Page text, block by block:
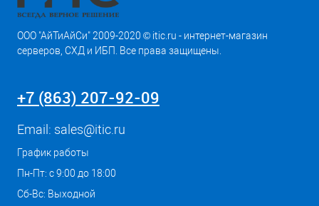
ООО "АйТиАйСи" 2009-2020 © itic.ru - интернет-магазин
серверов, СХД и ИБП. Все права защищены.
+7 (863) 207-92-09
Email: sales@itic.ru
График работы
Пн-Пт: с 9:00 до 18:00
Сб-Вс: Выходной